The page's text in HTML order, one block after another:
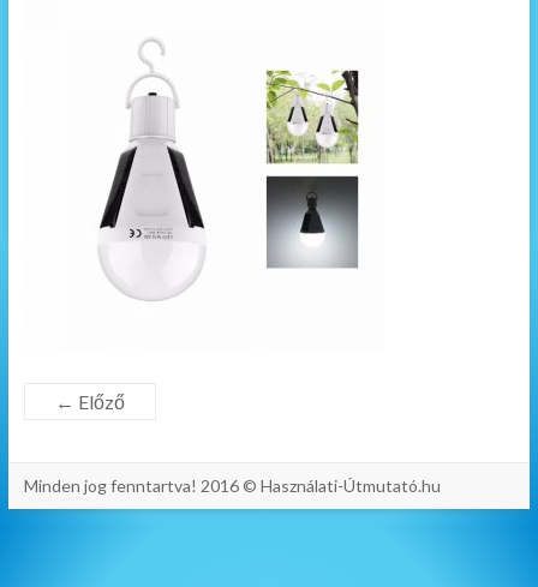
← Előző
Minden jog fenntartva! 2016 © Használati-Útmutató.hu